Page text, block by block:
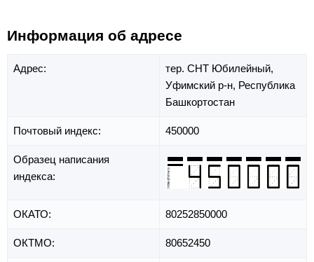
Информация об адресе
Адрес:
тер. СНТ Юбилейный,
Уфимский р-н, Республика
Башкортостан
Почтовый индекс: 450000
Образец написания
индекса:
ОКАТО: 80252850000
ОКТМО: 80652450